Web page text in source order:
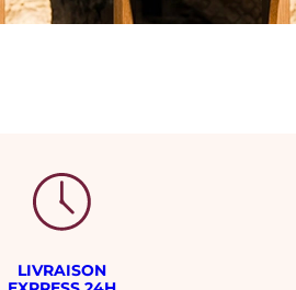
LIVRAISON